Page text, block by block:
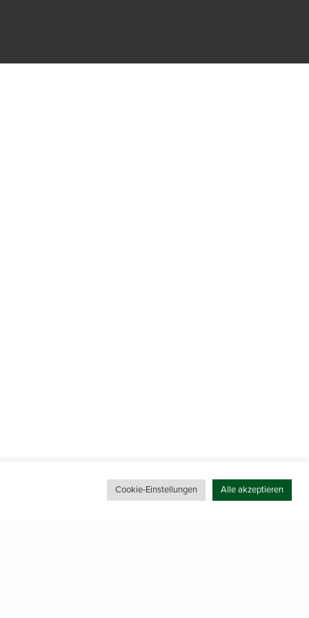
Cookie-Einstellungen Alle akzeptieren